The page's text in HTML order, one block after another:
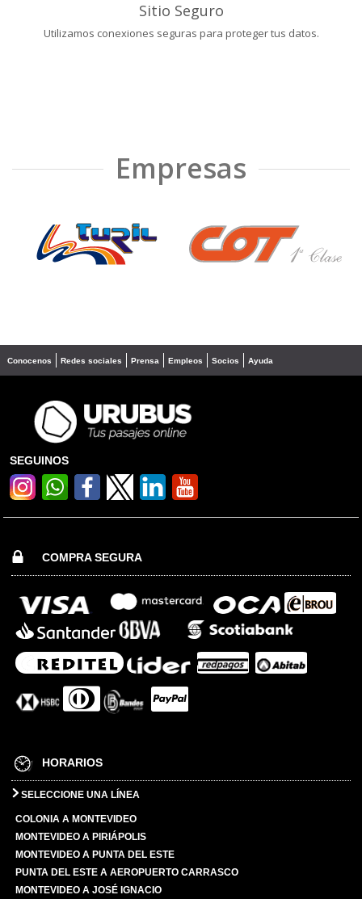
Sitio Seguro
Utilizamos conexiones seguras para proteger tus datos.
Empresas
❮ ❯
Conocenos Redes sociales Prensa Empleos Socios Ayuda
SEGUINOS
COMPRA SEGURA
HORARIOS
SELECCIONE UNA LÍNEA
COLONIA A MONTEVIDEO
MONTEVIDEO A PIRIÁPOLIS
MONTEVIDEO A PUNTA DEL ESTE
PUNTA DEL ESTE A AEROPUERTO CARRASCO
MONTEVIDEO A JOSÉ IGNACIO